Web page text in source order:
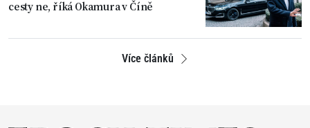
cesty ne, říká Okamura v Číně
Více článků